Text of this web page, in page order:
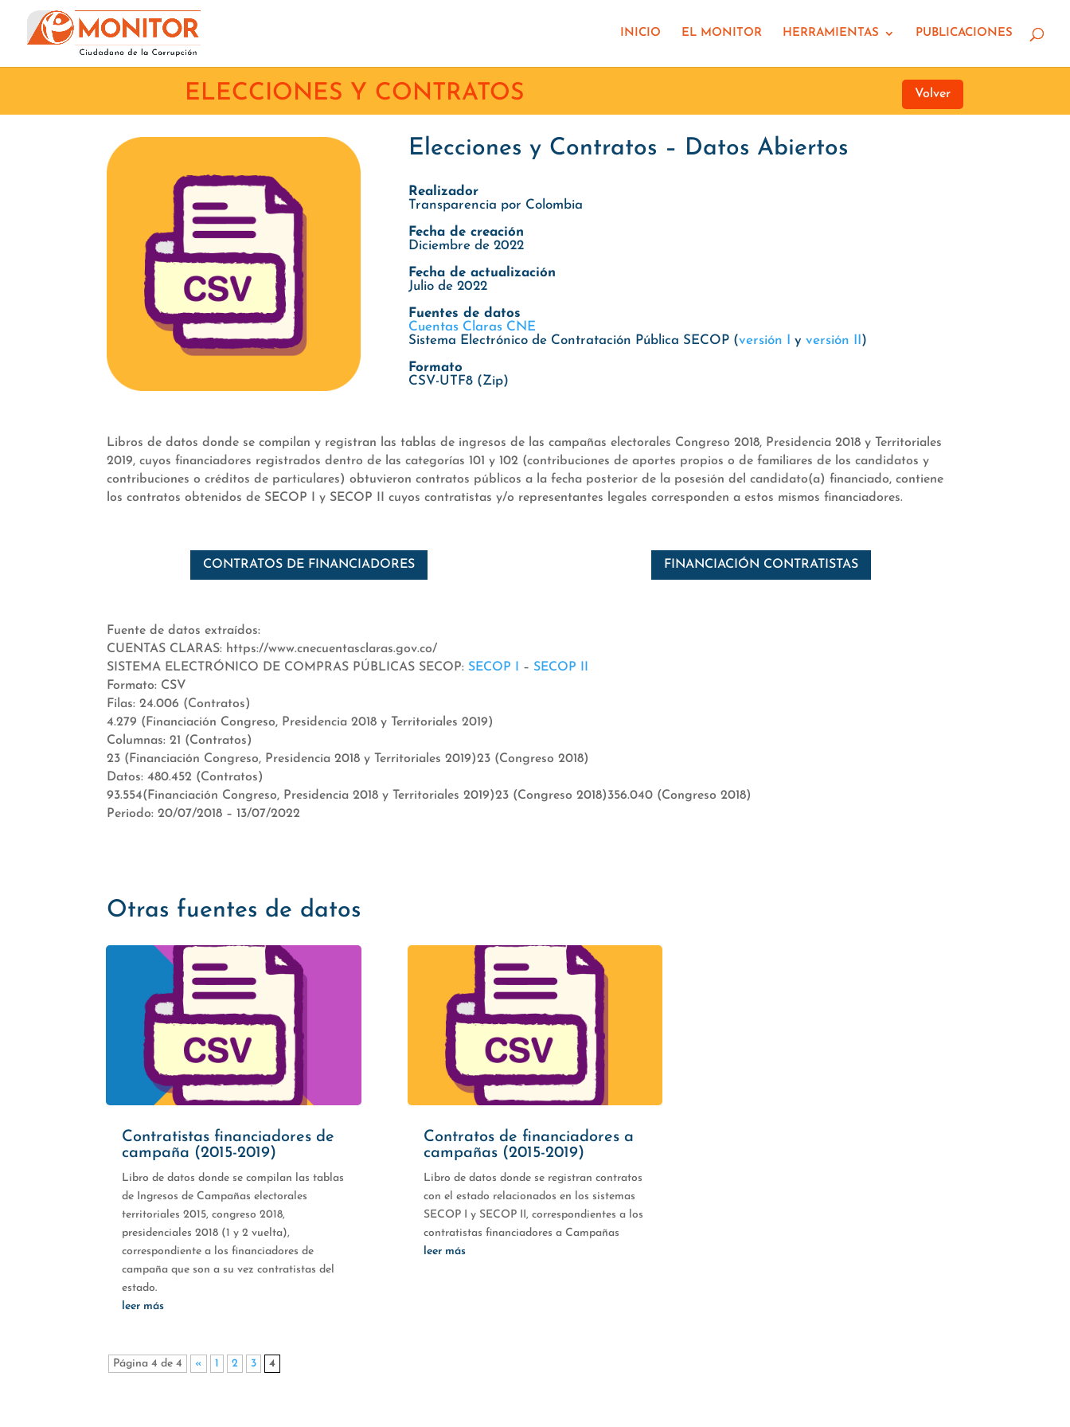
INICIO EL MONITOR HERRAMIENTAS PUBLICACIONES
ELECCIONES Y CONTRATOS Volver
Elecciones y Contratos – Datos Abiertos
Realizador
Transparencia por Colombia
Fecha de creación
Diciembre de 2022
Fecha de actualización
Julio de 2022
Fuentes de datos
Cuentas Claras CNE
Sistema Electrónico de Contratación Pública SECOP (versión I y versión II
)
Formato
CSV-UTF8 (Zip)
Libros de datos donde se compilan y registran las tablas de ingresos de las campañas electorales Congreso 2018, Presidencia 2018 y Territoriales
2019, cuyos financiadores registrados dentro de las categorías 101 y 102 (contribuciones de aportes propios o de familiares de los candidatos y
contribuciones o créditos de particulares) obtuvieron contratos públicos a la fecha posterior de la posesión del candidato(a) financiado, contiene
los contratos obtenidos de SECOP I y SECOP II cuyos contratistas y/o representantes legales corresponden a estos mismos financiadores.
CONTRATOS DE FINANCIADORES FINANCIACIÓN CONTRATISTAS
Fuente de datos extraídos:
CUENTAS CLARAS: https://www.cnecuentasclaras.gov.co/
SISTEMA ELECTRÓNICO DE COMPRAS PÚBLICAS SECOP: SECOP I – SECOP II
Formato: CSV
Filas: 24.006 (Contratos)
4.279 (Financiación Congreso, Presidencia 2018 y Territoriales 2019)
Columnas: 21 (Contratos)
23 (Financiación Congreso, Presidencia 2018 y Territoriales 2019)23 (Congreso 2018)
Datos: 480.452 (Contratos)
93.554(Financiación Congreso, Presidencia 2018 y Territoriales 2019)23 (Congreso 2018)356.040 (Congreso 2018)
Periodo: 20/07/2018 – 13/07/2022
Otras fuentes de datos
Contratistas financiadores de
campaña (2015-2019)
Libro de datos donde se compilan las tablas
de Ingresos de Campañas electorales
territoriales 2015, congreso 2018,
presidenciales 2018 (1 y 2 vuelta),
correspondiente a los financiadores de
campaña que son a su vez contratistas del
estado.
leer más
Contratos de financiadores a
campañas (2015-2019)
Libro de datos donde se registran contratos
con el estado relacionados en los sistemas
SECOP I y SECOP II, correspondientes a los
contratistas financiadores a Campañas
leer más
Página 4 de 4 « 1 2 3 4